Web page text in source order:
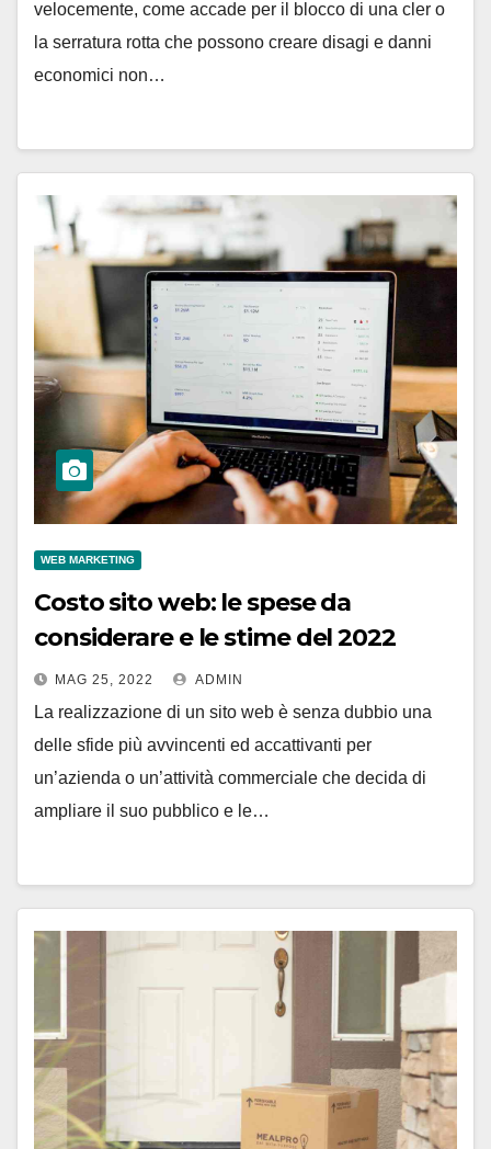
velocemente, come accade per il blocco di una cler o
la serratura rotta che possono creare disagi e danni
economici non…
WEB MARKETING
Costo sito web: le spese da
considerare e le stime del 2022
MAG 25, 2022 ADMIN
La realizzazione di un sito web è senza dubbio una
delle sfide più avvincenti ed accattivanti per
un’azienda o un’attività commerciale che decida di
ampliare il suo pubblico e le…